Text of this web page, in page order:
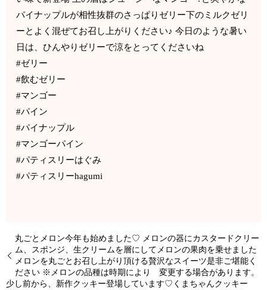
パイナップルが相性抜群のさっぱりゼリー下のミルクゼリ
ーとよく混ぜてお召し上がりください♪ 今日のような暑い
日は、ひんやりゼリーで涼をとってくださいね
#ゼリー
#飲むゼリー
#マンゴー
#パイン
#パイナップル
#マンゴーパイン
#パティスリーはぐみ
#パティスリーhagumi
丸ごとメロン今年も始めました♡ メロンの器にカスタードクリー
ム、スポンジ、生クリームを層にしてメロンの果肉を乗せました
メロンを丸ごとお召し上がり頂ける贅沢なスイーツ是非ご堪能く
ださい ※メロンの品種は時期により 変更する場合があります。
少し前から、新作クッキー登場しています♡くまちゃんクッキー